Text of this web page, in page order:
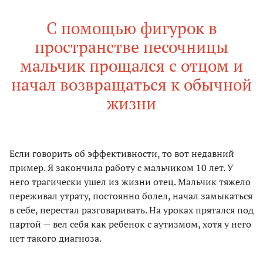
С помощью фигурок в
пространстве песочницы
мальчик прощался с отцом и
начал возвращаться к обычной
жизни
Если говорить об эффективности, то вот недавний
пример. Я закончила работу с мальчиком 10 лет. У
него трагически ушел из жизни отец. Мальчик тяжело
переживал утрату, постоянно болел, начал замыкаться
в себе, перестал разговаривать. На уроках прятался под
партой — вел себя как ребенок с аутизмом, хотя у него
нет такого диагноза.